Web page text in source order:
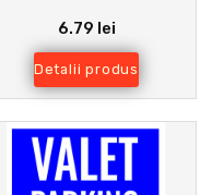
6.79 lei
Detalii produs